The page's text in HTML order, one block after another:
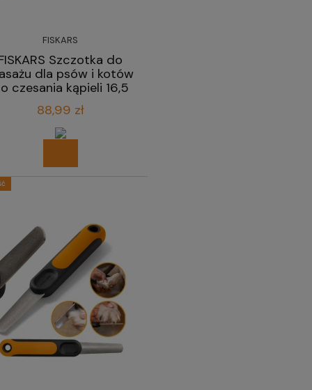
FISKARS
Szczotka do
dla psów i kotów
czesania kąpieli 16,5
88,99 zł